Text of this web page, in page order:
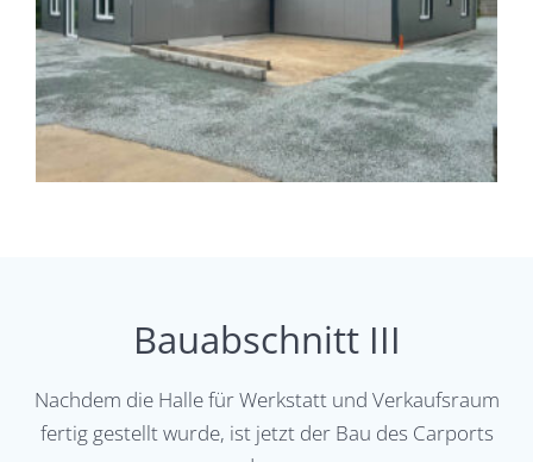
Bauabschnitt III
Nachdem die Halle für Werkstatt und Verkaufsraum
fertig gestellt wurde, ist jetzt der Bau des Carports